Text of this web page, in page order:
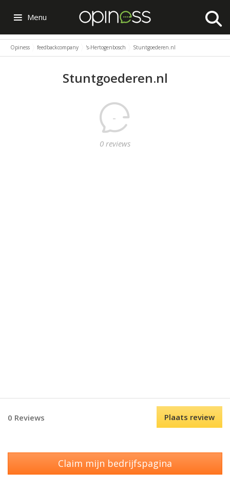
Menu
Opiness feedbackcompany 's-Hertogenbosch Stuntgoederen.nl
Stuntgoederen.nl
-
0 reviews
0 Reviews Plaats review
Claim mijn bedrijfspagina